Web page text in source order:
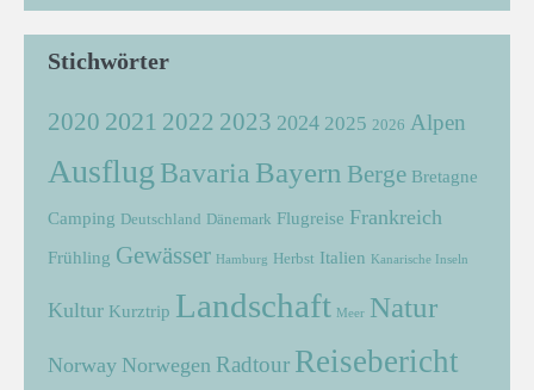
Stichwörter
2020 2021 2022 2023 2024 2025 2026 Alpen
Ausflug Bavaria Bayern Berge Bretagne
Camping Deutschland Dänemark Flugreise Frankreich
Frühling Gewässer Hamburg Herbst Italien Kanarische Inseln
Kultur Kurztrip Landschaft Meer Natur
Norway Norwegen Radtour Reisebericht